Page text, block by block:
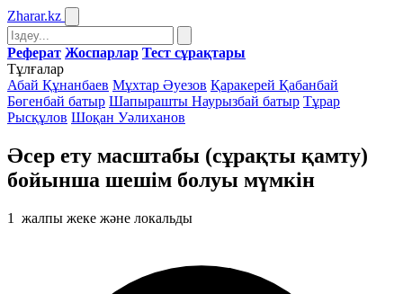
Zharar.kz
Реферат Жоспарлар Тест сұрақтары
Тұлғалар
Абай Құнанбаев Мұхтар Әуезов Қаракерей Қабанбай
Бөгенбай батыр Шапырашты Наурызбай батыр Тұрар
Рысқұлов Шоқан Уәлиханов
Әсер ету масштабы (сұрақты қамту)
бойынша шешiм болуы мүмкiн
1 жалпы жеке және локальды